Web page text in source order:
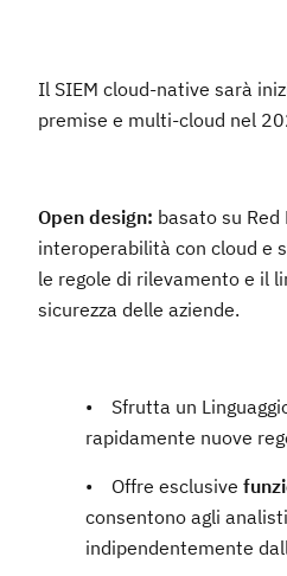
Il SIEM cloud-native sarà
premise e multi-cloud nel
Open design: basato su
interoperabilità con cloud e
le regole di rilevamento e il
sicurezza delle aziende.
• Sfrutta un
rapidamente nuove
• Offre esclusive
consentono agli
indipendentemente